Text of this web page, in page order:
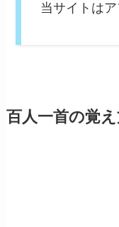
当サイトは
百人一首の覚